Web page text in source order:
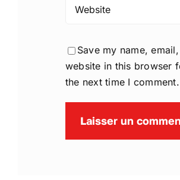
Save my name,
website in this browser
the next time I comment.